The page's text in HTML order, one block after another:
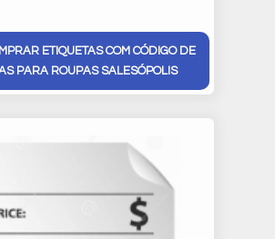
ETIQUETAS COM CÓDIGO DE
PARA ROUPAS SALESÓPOLIS